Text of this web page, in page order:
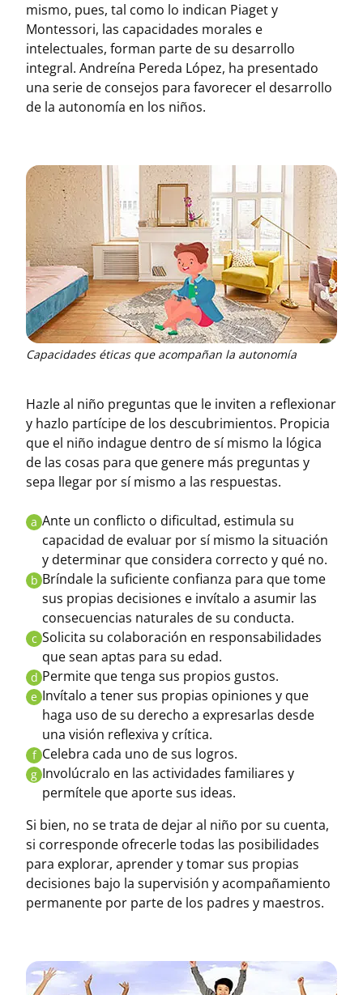
mismo, pues, tal como lo indican Piaget y
Montessori, las capacidades morales e
intelectuales, forman parte de su desarrollo
integral. Andreína Pereda López, ha presentado
una serie de consejos para favorecer el desarrollo
de la autonomía en los niños.
Capacidades éticas que acompañan la autonomía
Hazle al niño preguntas que le inviten a reflexionar
y hazlo partícipe de los descubrimientos. Propicia
que el niño indague dentro de sí mismo la lógica
de las cosas para que genere más preguntas y
sepa llegar por sí mismo a las respuestas.
a Ante un conflicto o dificultad, estimula su
capacidad de evaluar por sí mismo la situación
y determinar que considera correcto y qué no.
b Bríndale la suficiente confianza para que tome
sus propias decisiones e invítalo a asumir las
consecuencias naturales de su conducta.
c Solicita su colaboración en responsabilidades
que sean aptas para su edad.
d Permite que tenga sus propios gustos.
e Invítalo a tener sus propias opiniones y que
haga uso de su derecho a expresarlas desde
una visión reflexiva y crítica.
f Celebra cada uno de sus logros.
g Involúcralo en las actividades familiares y
permítele que aporte sus ideas.
Si bien, no se trata de dejar al niño por su cuenta,
si corresponde ofrecerle todas las posibilidades
para explorar, aprender y tomar sus propias
decisiones bajo la supervisión y acompañamiento
permanente por parte de los padres y maestros.